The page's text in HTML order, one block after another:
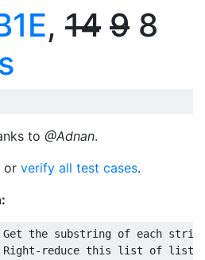
, 14 9 8
to @Adnan.
or verify all test cases.
Get the substring of each
Right-reduce this list of list